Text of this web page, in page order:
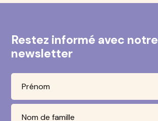
Restez informé avec notre
newsletter